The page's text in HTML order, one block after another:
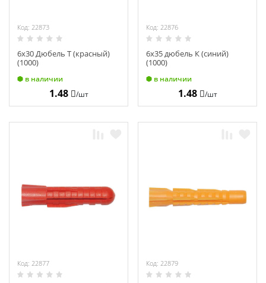
Код: 22873
6х30 Дюбель Т (красный)
(1000)
в наличии
1.48 /шт
Код: 22876
6х35 дюбель К (синий)
(1000)
в наличии
1.48 /шт
Код: 22877 Код: 22879